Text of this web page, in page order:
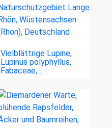
Vielblättrige Lupine,
Lupinus polyphyllus,
Fabaceae,…